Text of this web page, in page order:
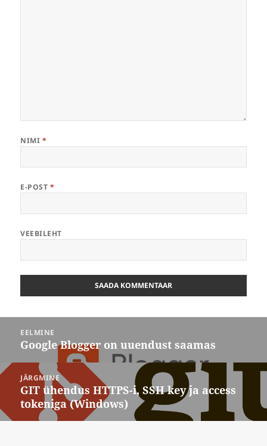
NIMI *
E-POST *
VEEBILEHT
EELMINE
Eelmine
Google Blogger on uuendust saamas
JÄRGMINE
Järgmine
postitus:
GIT ühendus HTTPS-i, SSH key ja access
tokeniga (Windows)